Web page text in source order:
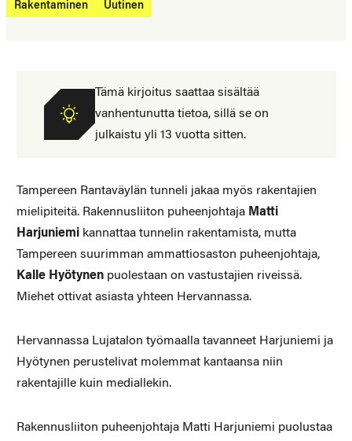
Rakentaminen Uutinen
Tämä kirjoitus saattaa sisältää
vanhentunutta tietoa, sillä se on
julkaistu yli 13 vuotta sitten.
Tampereen Rantaväylän tunneli jakaa myös rakentajien
mielipiteitä. Rakennusliiton puheenjohtajaMatti
Harjuniemikannattaa tunnelin rakentamista, mutta
Tampereen suurimman ammattiosaston puheenjohtaja,
Kalle Hyötynenpuolestaan on vastustajien riveissä.
Miehet ottivat asiasta yhteen Hervannassa.
Hervannassa Lujatalon työmaalla tavanneet Harjuniemi ja
Hyötynen perustelivat molemmat kantaansa niin
rakentajille kuin mediallekin.
Rakennusliiton puheenjohtaja Matti Harjuniemi puolustaa